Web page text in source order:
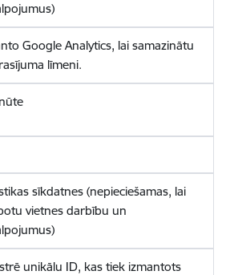
Google Analytics, lai samazinātu
līmeni.
sīkdatnes (nepieciešamas, lai
vietnes darbību un
unikālu ID, kas tiek izmantots